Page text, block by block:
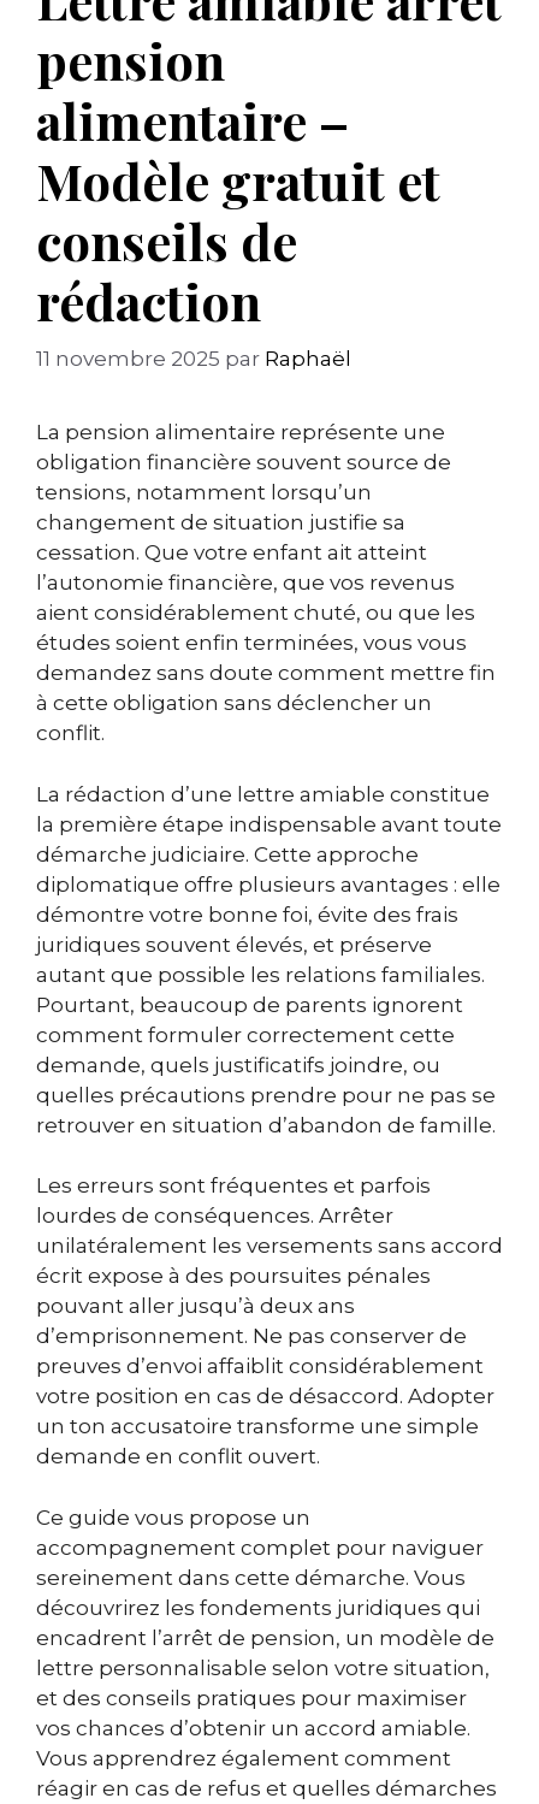
pension
alimentaire –
Modèle gratuit et
conseils de
rédaction
11 novembre 2025 par Raphaël
La pension alimentaire représente une
obligation financière souvent source de
tensions, notamment lorsqu’un
changement de situation justifie sa
cessation. Que votre enfant ait atteint
l’autonomie financière, que vos revenus
aient considérablement chuté, ou que les
études soient enfin terminées, vous vous
demandez sans doute comment mettre fin
à cette obligation sans déclencher un
conflit.
La rédaction d’une lettre amiable constitue
la première étape indispensable avant toute
démarche judiciaire. Cette approche
diplomatique offre plusieurs avantages : elle
démontre votre bonne foi, évite des frais
juridiques souvent élevés, et préserve
autant que possible les relations familiales.
Pourtant, beaucoup de parents ignorent
comment formuler correctement cette
demande, quels justificatifs joindre, ou
quelles précautions prendre pour ne pas se
retrouver en situation d’abandon de famille.
Les erreurs sont fréquentes et parfois
lourdes de conséquences. Arrêter
unilatéralement les versements sans accord
écrit expose à des poursuites pénales
pouvant aller jusqu’à deux ans
d’emprisonnement. Ne pas conserver de
preuves d’envoi affaiblit considérablement
votre position en cas de désaccord. Adopter
un ton accusatoire transforme une simple
demande en conflit ouvert.
Ce guide vous propose un
accompagnement complet pour naviguer
sereinement dans cette démarche. Vous
découvrirez les fondements juridiques qui
encadrent l’arrêt de pension, un modèle de
lettre personnalisable selon votre situation,
et des conseils pratiques pour maximiser
vos chances d’obtenir un accord amiable.
Vous apprendrez également comment
réagir en cas de refus et quelles démarches